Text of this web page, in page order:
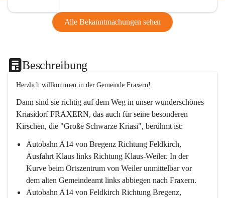
Alle Bekanntmachungen sehen
Beschreibung
Herzlich willkommen in der Gemeinde Fraxern!
Dann sind sie richtig auf dem Weg in unser wunderschönes
Kriasidorf FRAXERN, das auch für seine besonderen
Kirschen, die "Große Schwarze Kriasi", berühmt ist:
Autobahn A14 von Bregenz Richtung Feldkirch,
Ausfahrt Klaus links Richtung Klaus-Weiler. In der
Kurve beim Ortszentrum von Weiler unmittelbar vor
dem alten Gemeindeamt links abbiegen nach Fraxern.
Autobahn A14 von Feldkirch Richtung Bregenz,